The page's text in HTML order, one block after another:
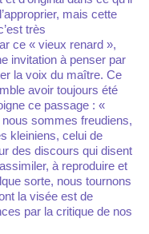
mais cette
très
ce « vieux renard »,
invitation à penser par
la voix du maître. Ce
avoir toujours été
ce passage : «
sommes freudiens,
kleiniens, celui de
des discours qui disent
à reproduire et
sorte, nous tournons
la visée est de
par la critique de nos